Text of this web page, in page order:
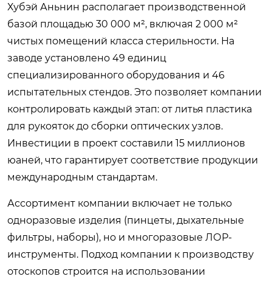
Хубэй Аньнин располагает производственной
базой площадью 30 000 м², включая 2 000 м²
чистых помещений класса стерильности. На
заводе установлено 49 единиц
специализированного оборудования и 46
испытательных стендов. Это позволяет компании
контролировать каждый этап: от литья пластика
для рукояток до сборки оптических узлов.
Инвестиции в проект составили 15 миллионов
юаней, что гарантирует соответствие продукции
международным стандартам.
Ассортимент компании включает не только
одноразовые изделия (пинцеты, дыхательные
фильтры, наборы), но и многоразовые ЛОР-
инструменты. Подход компании к производству
отоскопов строится на использовании